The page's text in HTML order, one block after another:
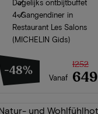
Dagelijks ontbijtbuffet
4-Gangendiner in
Restaurant Les Salons
(MICHELIN Gids)
-48% Vanaf
1252
649